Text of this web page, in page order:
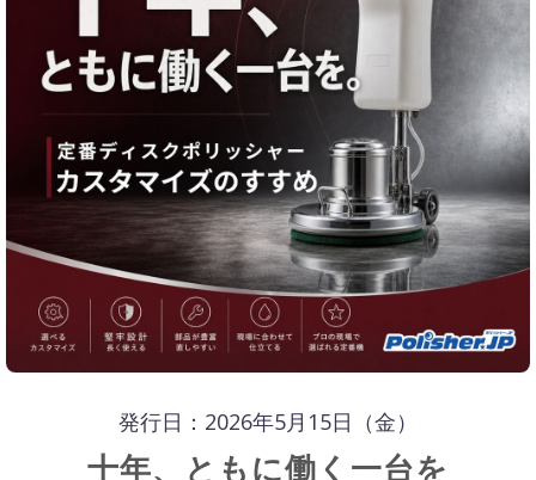
発行日：2026年5月15日（金）
十年、ともに働く一台を